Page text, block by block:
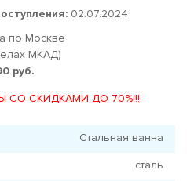
02.07.2024
по Москве
МКАД)
руб.
СКИДКАМИ ДО 70%!!!
Стальная ванна
сталь